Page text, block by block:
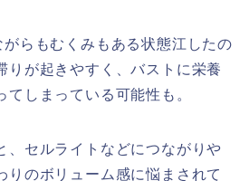
らもむくみもある状態江したの
りが起きやすく、バストに栄養
てしまっている可能性も。
、セルライトなどにつながりや
りのボリューム感に悩まされて